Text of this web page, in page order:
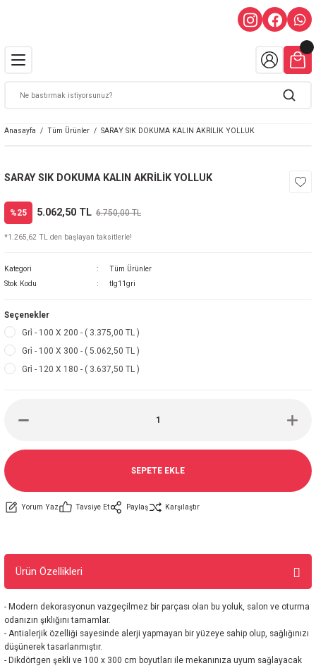
Anasayfa Tüm Ürünler SARAY SIK DOKUMA KALIN AKRİLİK YOLLUK
SARAY SIK DOKUMA KALIN AKRİLİK YOLLUK
%25 5.062,50 TL 6.750,00 TL
*1.265,62 TL den başlayan taksitlerle!
Kategori
Tüm Ürünler
Stok Kodu
tlg11gri
Seçenekler
Gri̇ - 100 X 200 - ( 3.375,00 TL )
Gri̇ - 100 X 300 - ( 5.062,50 TL )
Gri̇ - 120 X 180 - ( 3.637,50 TL )
SEPETE EKLE
Yorum Yaz Tavsiye Et Paylaş Karşılaştır
Ürün Özellikleri
- Modern dekorasyonun vazgeçilmez bir parçası olan bu yoluk, salon ve oturma
odanızın şıklığını tamamlar.
- Antialerjik özelliği sayesinde alerji yapmayan bir yüzeye sahip olup, sağlığınızı
düşünerek tasarlanmıştır.
- Dikdörtgen şekli ve 100 x 300 cm boyutları ile mekanınıza uyum sağlayacak